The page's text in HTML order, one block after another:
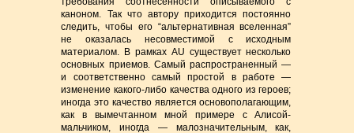
каноном. Так что автору приходится постоянно
следить, чтобы его “альтернативная вселенная”
не оказалась несовместимой с исходным
материалом. В рамках AU существует несколько
основных приемов. Самый распространенный —
и соответственно самый простой в работе —
изменение какого-либо качества одного из героев;
иногда это качество является основополагающим,
как в вымечтанном мной примере с Алисой-
мальчиком, иногда — малозначительным, как,